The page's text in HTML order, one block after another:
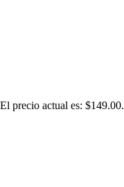
El precio actual es: $149.00.